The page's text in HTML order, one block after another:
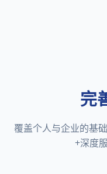
完
覆盖个人与企业的基
+深度